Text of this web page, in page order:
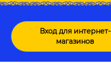
Вход для интернет-
магазинов